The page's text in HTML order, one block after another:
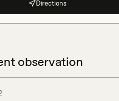
Directions
observation